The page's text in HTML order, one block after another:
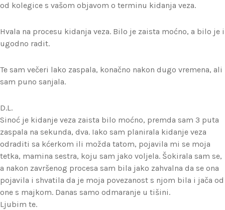
od kolegice s vašom objavom o terminu kidanja veza.
Hvala na procesu kidanja veza. Bilo je zaista moćno, a bilo je i
ugodno radit.
Te sam večeri lako zaspala, konačno nakon dugo vremena, ali
sam puno sanjala.
D.L.
Sinoć je kidanje veza zaista bilo moćno, premda sam 3 puta
zaspala na sekunda, dva. Iako sam planirala kidanje veza
odraditi sa kćerkom ili možda tatom, pojavila mi se moja
tetka, mamina sestra, koju sam jako voljela. Šokirala sam se,
a nakon završenog procesa sam bila jako zahvalna da se ona
pojavila i shvatila da je moja povezanost s njom bila i jača od
one s majkom. Danas samo odmaranje u tišini.
Ljubim te.